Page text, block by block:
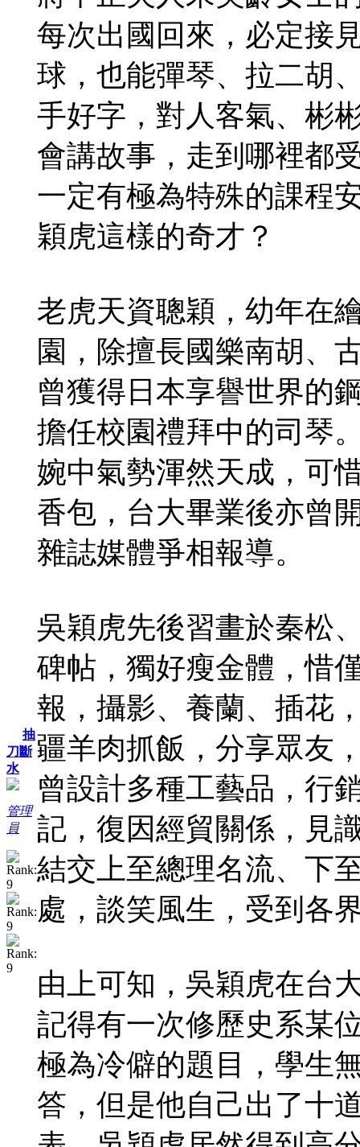
抽
刀斷
水
管理
員
每次出國回來，必定接
球，也能彈琴、拉二胡
手好字，對人客氣、彬
會講故事，走到哪裡都
一定有極為特殊的課程
穎虎這樣的奇才？
老虎天資聰穎，幼年在
園，除擅長國樂南胡、
曾獲得日本享譽世界的
擔任校園禮拜中的司琴
婉中氣勢渾然天成，可
香包，台大畢業後亦曾
雜誌媒體爭相報導。
吳穎虎先後習畫於秦松
碑帖，獨好瘦金體，惜
報，攝影、養蘭、插花
疆羊肉抓飯，分享眾友
曾設計多種工藝品，行
記，復因經貿關係，見
結交上至總理名流、下
處，談笑風生，受到各
由上可知，吳穎虎在台
記得有一次修歷史系某
極為冷僻的題目，學生
答，但是他自己出了十